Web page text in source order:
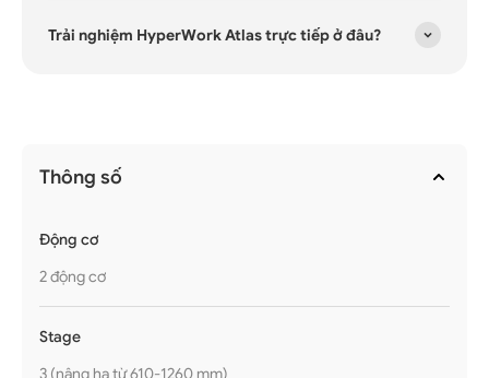
Trải nghiệm HyperWork Atlas trực tiếp ở đâu?
Thông số
Động cơ
2 động cơ
Stage
3 (nâng hạ từ 610-1260 mm)